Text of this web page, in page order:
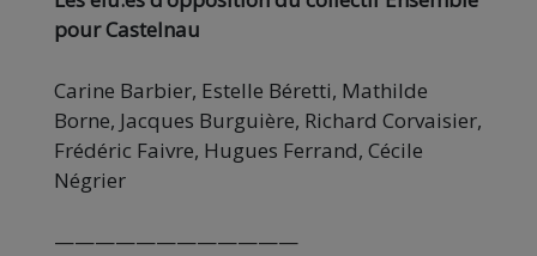
pour Castelnau
Carine Barbier, Estelle Béretti, Mathilde
Borne, Jacques Burguière, Richard Corvaisier,
Frédéric Faivre, Hugues Ferrand, Cécile
Négrier
————————————